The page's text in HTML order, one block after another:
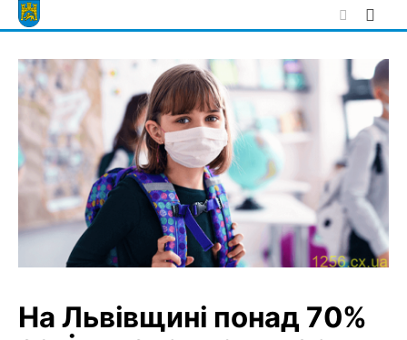
Skip
to
На Львівщині понад 70%